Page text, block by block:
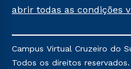
Já para as demais, a taxa
mencionadas são
Religioso, Geografia para
abrir todas as condições
Campus Virtual Cruzeiro do
Todos os direitos reservados.